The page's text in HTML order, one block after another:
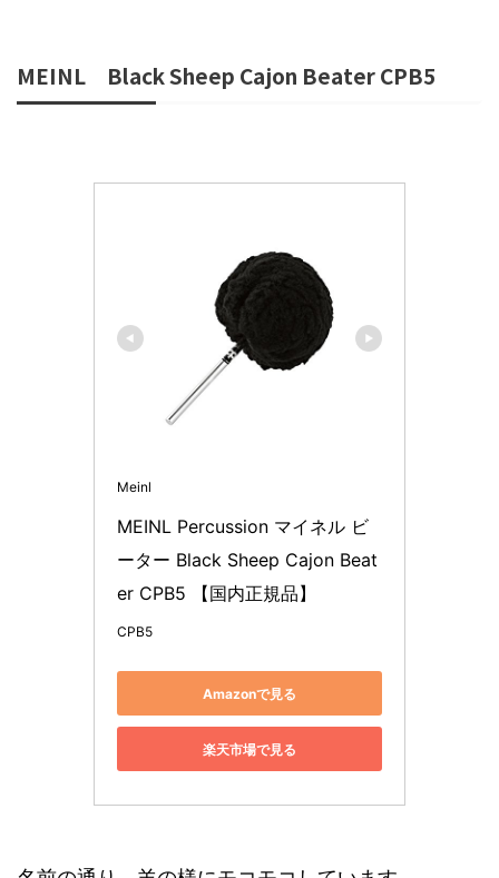
MEINL Black Sheep Cajon Beater CPB5
Meinl
MEINL Percussion マイネル ビ
ーター Black Sheep Cajon Beat
er CPB5 【国内正規品】
CPB5
Amazonで見る
楽天市場で見る